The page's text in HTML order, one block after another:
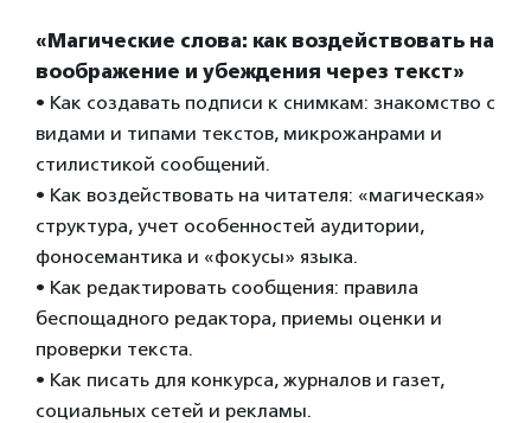
«Магические слова: как воздействовать на
воображение и убеждения через текст»
• Как создавать подписи к снимкам: знакомство с
видами и типами текстов, микрожанрами и
стилистикой сообщений.
• Как воздействовать на читателя: «магическая»
структура, учет особенностей аудитории,
фоносемантика и «фокусы» языка.
• Как редактировать сообщения: правила
беспощадного редактора, приемы оценки и
проверки текста.
• Как писать для конкурса, журналов и газет,
социальных сетей и рекламы.